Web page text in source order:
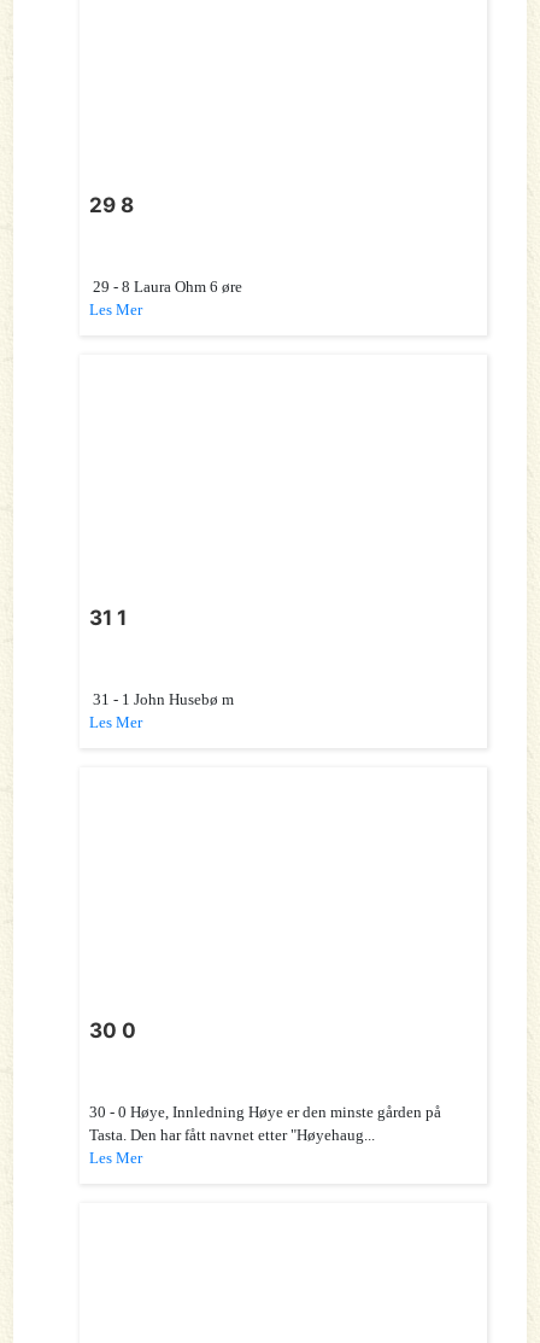
29 8
29 - 8 Laura Ohm 6 øre
Les Mer
31 1
31 - 1 John Husebø m
Les Mer
30 0
30 - 0 Høye, Innledning Høye er den minste gården på
Tasta. Den har fått navnet etter "Høyehaug...
Les Mer